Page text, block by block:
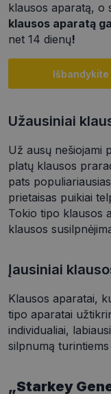
klausos aparatą, o
klausos aparatą
net 14 dienų!
Užausiniai
Už ausų nešiojami
platų klausos
pats
prietaisas puikiai
Tokio tipo klausos
klausos
Įausiniai
Klausos aparatai,
tipo aparatai
individualiai,
silpnumą
„Starkey